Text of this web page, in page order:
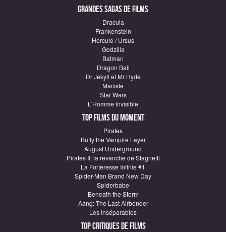
Grandes sagas de Films
Dracula
Frankenstein
Hercule / Ursus
Godzilla
Batman
Dragon Ball
Dr Jekyll et Mr Hyde
Maciste
Star Wars
L'Homme invisible
Top Films du moment
Pirates
Buffy the Vampire Layer
August Underground
Pirates II: la revanche de Stagnetti
La Forteresse Infinie #1
Spider-Man Brand New Day
Spiderbabe
Beneath the Storm
Aang: The Last Airbender
Les Inséparables
Top critiques de Films